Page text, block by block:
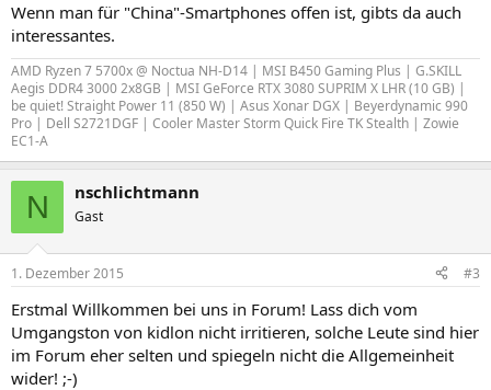
Wenn man für "China"-Smartphones offen ist, gibts da auch
interessantes.
AMD Ryzen 7 5700x @ Noctua NH-D14 | MSI B450 Gaming Plus | G.SKILL
Aegis DDR4 3000 2x8GB | MSI GeForce RTX 3080 SUPRIM X LHR (10 GB) |
be quiet! Straight Power 11 (850 W) | Asus Xonar DGX | Beyerdynamic 990
Pro | Dell S2721DGF | Cooler Master Storm Quick Fire TK Stealth | Zowie
EC1-A
N nschlichtmann
Gast
1. Dezember 2015 #3
Erstmal Willkommen bei uns in Forum! Lass dich vom
Umgangston von kidlon nicht irritieren, solche Leute sind hier
im Forum eher selten und spiegeln nicht die Allgemeinheit
wider! ;-)